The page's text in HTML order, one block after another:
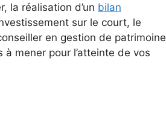
la réalisation d’un bilan
sur le court, le
en gestion de patrimoine
à mener pour l’atteinte de vos